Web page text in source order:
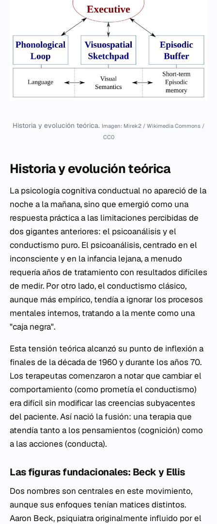
Historia y evolución teórica. Imagen: Mirek2 / Wikimedia Commons /
CC0
Historia y evolución teórica
La psicología cognitiva conductual no apareció de la
noche a la mañana, sino que emergió como una
respuesta práctica a las limitaciones percibidas de
dos gigantes anteriores: el psicoanálisis y el
conductismo puro. El psicoanálisis, centrado en el
inconsciente y en la infancia lejana, a menudo
requería años de tratamiento con resultados difíciles
de medir. Por otro lado, el conductismo clásico,
aunque más empírico, tendía a ignorar los procesos
mentales internos, tratando a la mente como una
"caja negra".
Esta tensión teórica alcanzó su punto de inflexión a
finales de la década de 1960 y durante los años 70.
Los terapeutas comenzaron a notar que cambiar el
comportamiento (como prometía el conductismo)
era difícil sin modificar las creencias subyacentes
del paciente. Así nació la fusión: una terapia que
atendía tanto a los pensamientos (cognición) como
a las acciones (conducta).
Las figuras fundacionales: Beck y Ellis
Dos nombres son centrales en este movimiento,
aunque sus enfoques tenían matices distintos.
Aaron Beck, psiquiatra originalmente influido por el